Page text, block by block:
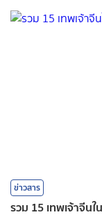
ข่าวสาร
รวม 15 เทพเจ้าจีน